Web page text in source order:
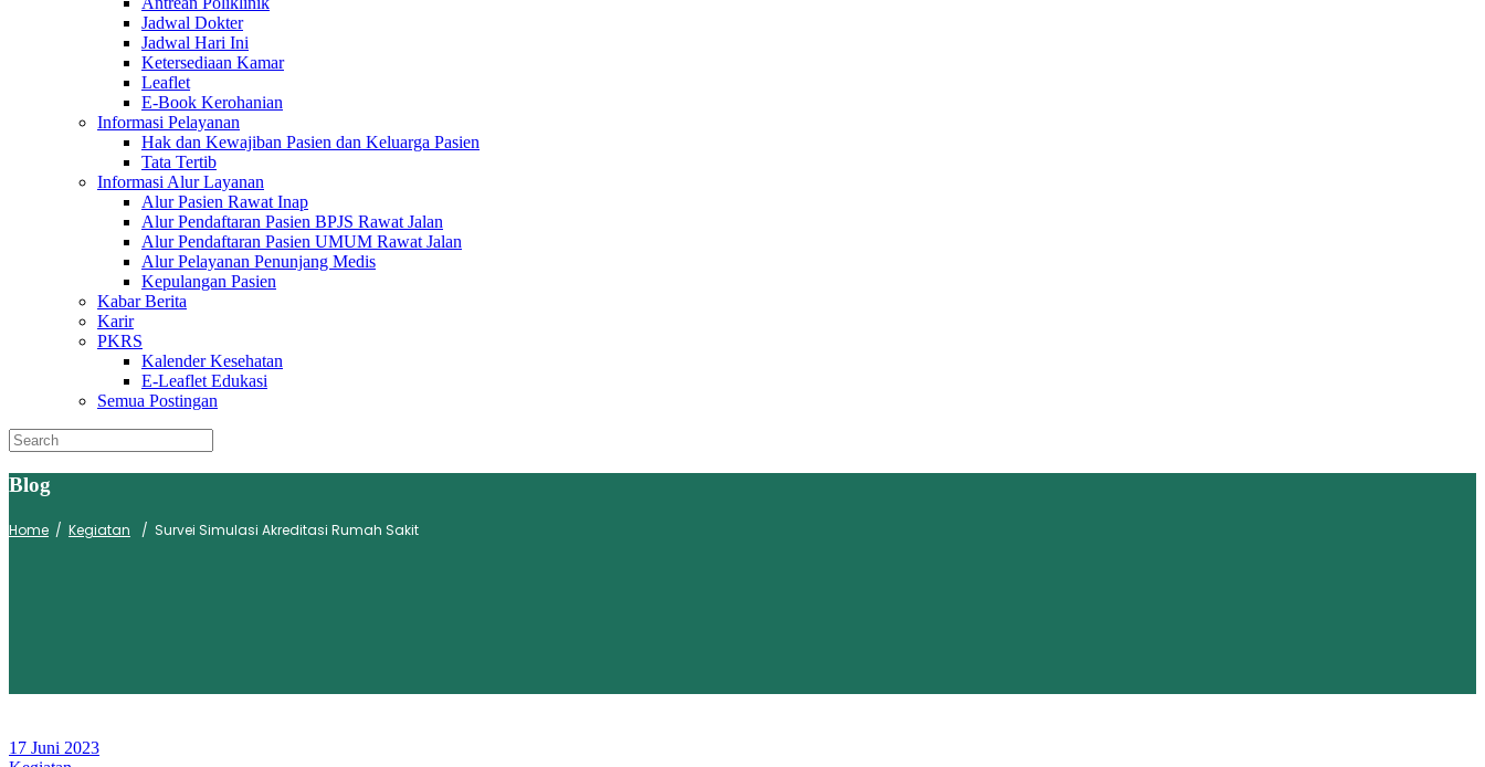
Jadwal Dokter
Jadwal Hari Ini
Ketersediaan Kamar
Leaflet
E-Book Kerohanian
Informasi Pelayanan
Hak dan Kewajiban Pasien dan Keluarga Pasien
Tata Tertib
Informasi Alur Layanan
Alur Pasien Rawat Inap
Alur Pendaftaran Pasien BPJS Rawat Jalan
Alur Pendaftaran Pasien UMUM Rawat Jalan
Alur Pelayanan Penunjang Medis
Kepulangan Pasien
Kabar Berita
Karir
PKRS
Kalender Kesehatan
E-Leaflet Edukasi
Semua Postingan
Blog
Home / Kegiatan / Survei Simulasi Akreditasi Rumah Sakit
17 Juni 2023